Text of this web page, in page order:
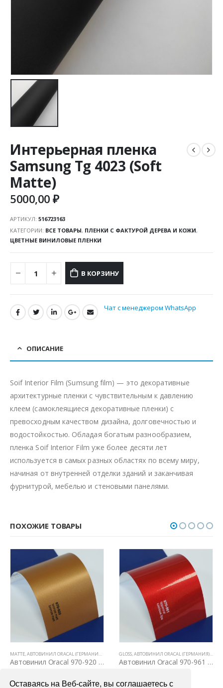
Оставаясь на Веб-сайте, вы соглашаетесь с
Интерьерная пленка
Samsung Tg 4023 (Soft
Matte)
5000,00₽
АРТИКУЛ: 516723163
КАТЕГОРИИ: ВСЕ ТОВАРЫ, ПЛЕНКИ С ФАКТУРОЙ ДЕРЕВА И КОЖИ,
ЦВЕТНЫЕ ВИНИЛОВЫЕ ПЛЕНКИ
В КОРЗИНУ
Чат с менеджером WhatsApp
ОПИСАНИЕ
Soif Interior Film (Sumsung film) — это декоративные
архитектурные пленки с чувствительным к давлению
клеем (самоклеящиеся декоративные пленки) с
превосходным качеством дизайна, долговечностью и
водостойкостью. Обладая богатым разнообразием,
пленка Soif Interior Film уже более десяти лет
используется в самых разных областях по всему миру,
начиная от внутренней отделки зданий и заканчивая
фурнитурой, мебелью и стеновыми панелями.
ПОХОЖИЕ ТОВАРЫ
MATTE,АВТОВИНИЛ ORACAL (ГЕРМАНИЯ) ВСЕ ТОВАРЫ,ЦВЕТНЫЕ ВИНИЛОВЫЕ ПЛЕНКИ
Автовинил Oracal 970-920 bronze matt – бронза, матовый
GLOSS,АВТОВИНИЛ ORACAL (ГЕРМАНИЯ),ВСЕ
Автовинил Oracal 970-961 luscious lips – красный, глянец